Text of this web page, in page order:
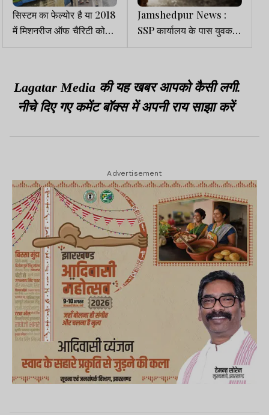
सिस्टम का फेल्योर है या 2018
में मिशनरीज ऑफ चैरिटी को
बदनाम किया गया था?
Jamshedpur News :
SSP कार्यालय के पास युवक ने
की फायरिंग
Lagatar Media की यह खबर आपको कैसी लगी.
नीचे दिए गए कमेंट बॉक्स में अपनी राय साझा करें
Advertisement